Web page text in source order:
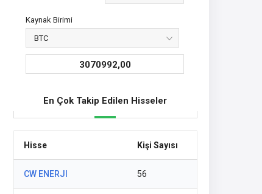
Kaynak Birimi
3070992,00
En Çok Takip Edilen Hisseler
Hisse Kişi Sayısı
CW ENERJI 56